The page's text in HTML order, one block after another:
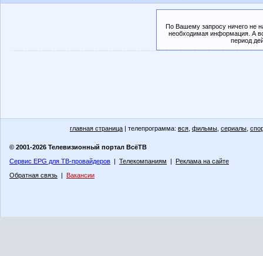
По Вашему запросу ничего не
необходимая информация. А
период
главная страница | телепрограмма: вся фильмы сериалы
© 2001-2026 Телевизионный портал ВсёТВ
Сервис EPG для ТВ-провайдеров | Телекомпаниям | Реклама на сайте
Обратная связь | Вакансии